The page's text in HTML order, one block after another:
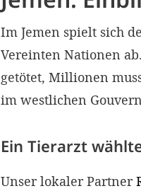
Im Jemen spielt sich
Vereinten Nationen
getötet, Millionen
im westlichen
Ein Tierarzt
Unser lokaler Partner